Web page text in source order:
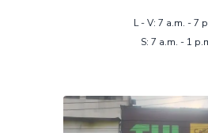
L - V: 7 a.m. - 7
S: 7 a.m. - 1